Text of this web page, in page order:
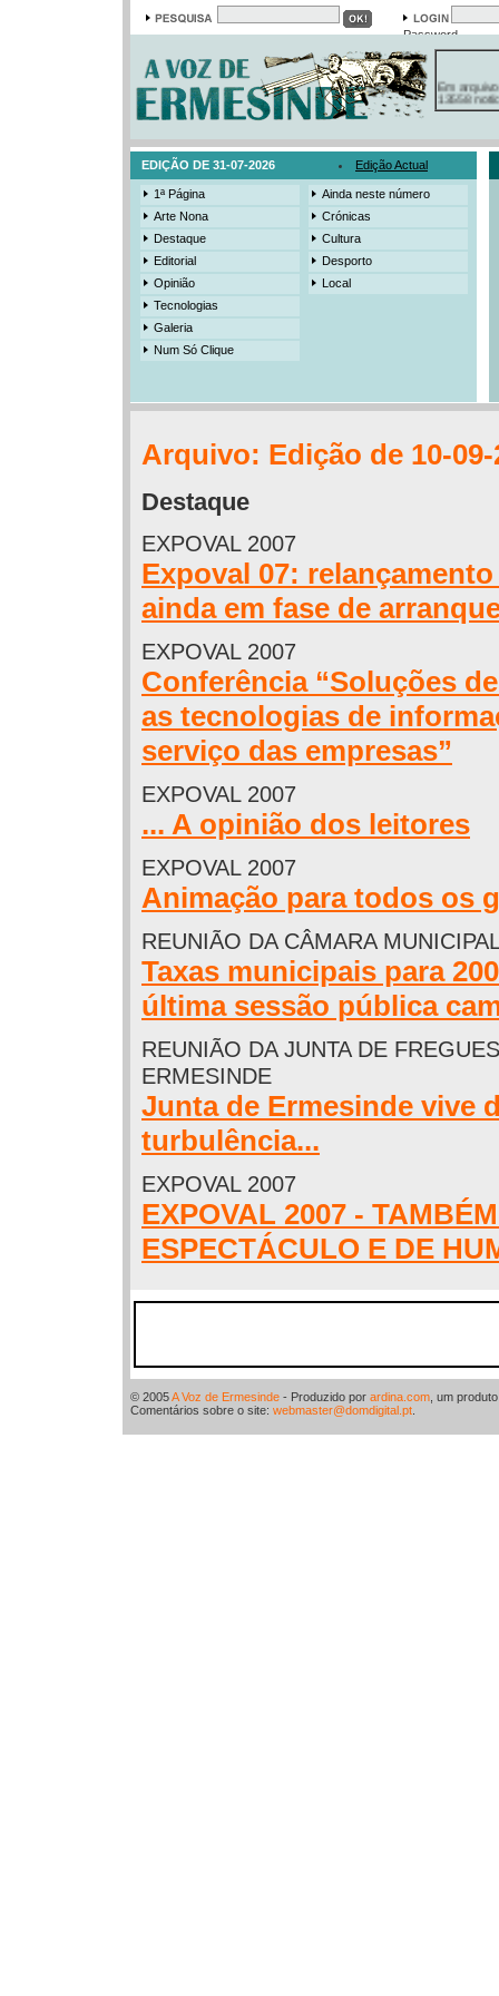
Password
Em arquivo
13558
19421
525
EDIÇÃO DE 31-07-2026
Edição Actual
1ª Página
Arte Nona
Destaque
Editorial
Opinião
Tecnologias
Galeria
Num Só Clique
Ainda neste número
Crónicas
Cultura
Desporto
Local
Arquivo: Edição de 10-09-
Destaque
EXPOVAL 2007
Expoval 07:
ainda em fase de
EXPOVAL 2007
Conferência “Soluções
as tecnologias de
serviço das empresas”
EXPOVAL 2007
... A opinião dos leitores
EXPOVAL 2007
Animação para todos os
REUNIÃO DA CÂMARA
Taxas municipais para
última sessão pública
REUNIÃO DA JUNTA DE
ERMESINDE
Junta de Ermesinde vive
turbulência...
EXPOVAL 2007
EXPOVAL 2007 -
ESPECTÁCULO E DE
© 2005A Voz de Ermesinde - Produzido por ardina.com , um
Comentários sobre o site: webmaster@domdigital.pt